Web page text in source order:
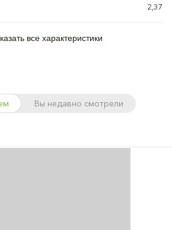
2,37
все характеристики
Вы недавно смотрели